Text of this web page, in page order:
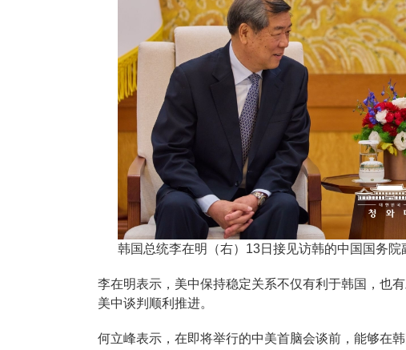
韩国总统李在明（右）13日接见访韩的中国国务院
李在明表示，美中保持稳定关系不仅有利于韩国，也
美中谈判顺利推进。
何立峰表示，在即将举行的中美首脑会谈前，能够在